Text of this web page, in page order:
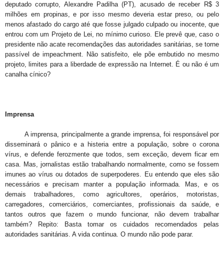
deputado corrupto, Alexandre Padilha (PT), acusado de receber R$ 3
milhões em propinas, e por isso mesmo deveria estar preso, ou pelo
menos afastado do cargo até que fosse julgado culpado ou inocente, que
entrou com um Projeto de Lei, no mínimo curioso. Ele prevê que, caso o
presidente não acate recomendações das autoridades sanitárias, se torne
passível de impeachment. Não satisfeito, ele põe embutido no mesmo
projeto, limites para a liberdade de expressão na Internet. É ou não é um
canalha cínico?
Imprensa
A imprensa, principalmente a grande imprensa, foi responsável por
disseminará o pânico e a histeria entre a população, sobre o corona
vírus, e defende ferozmente que todos, sem exceção, devem ficar em
casa. Mas, jornalistas estão trabalhando normalmente, como se fossem
imunes ao vírus ou dotados de superpoderes. Eu entendo que eles são
necessários e precisam manter a população informada. Mas, e os
demais trabalhadores, como agricultores, operários, motoristas,
carregadores, comerciários, comerciantes, profissionais da saúde, e
tantos outros que fazem o mundo funcionar, não devem trabalhar
também? Repito: Basta tomar os cuidados recomendados pelas
autoridades sanitárias. A vida continua. O mundo não pode parar.